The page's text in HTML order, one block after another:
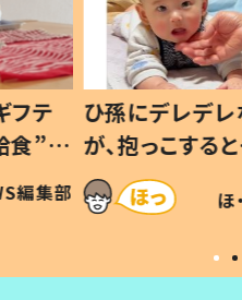
フテ
食”を
の親
編集部
ひ孫にデレデ
が、抱っこす
「涙が出ました
い」
ほ